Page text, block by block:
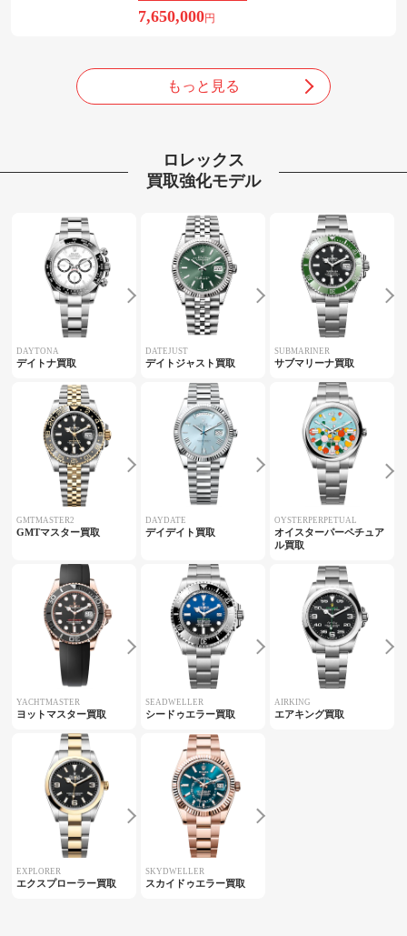
7,650,000円
もっと見る
ロレックス
買取強化モデル
DAYTONA
デイトナ買取
DATEJUST
デイトジャスト買取
SUBMARINER
サブマリーナ買取
GMTMASTER2
GMTマスター買取
DAYDATE
デイデイト買取
OYSTERPERPETUAL
オイスターパーペチュア
ル買取
YACHTMASTER
ヨットマスター買取
SEADWELLER
シードゥエラー買取
AIRKING
エアキング買取
EXPLORER
エクスプローラー買取
SKYDWELLER
スカイドゥエラー買取